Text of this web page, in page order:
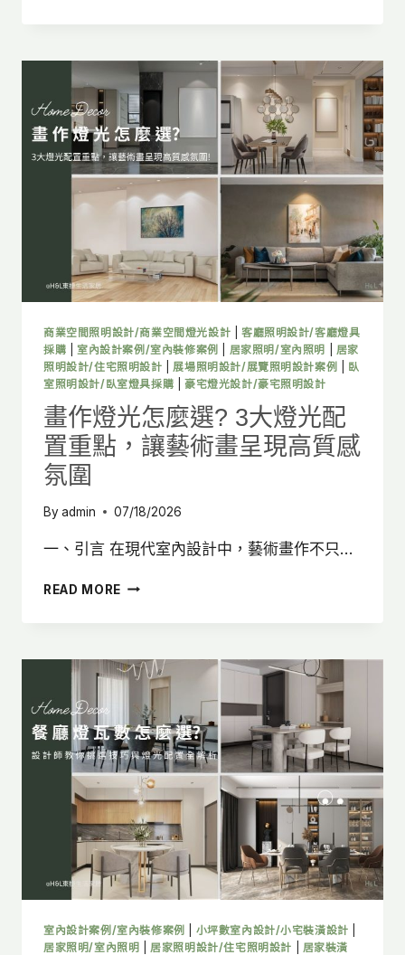
瓦
怎
麼
選？
5
大
居
間
燈
光
置
與
瓦
數
指
南
商業空間照明設計/商業空間燈光設計
客廳照明設計/客廳燈具
採購
室內設計案例/室內裝修案例 居家照明/室內照明
居家
照明設計/住宅照明設計 |展場照明設計/展覽照明設計案例
臥
室照明設計/臥室燈具採購
豪宅燈光設計/豪宅照明設計
畫作燈光怎麼選? 3大燈光配
置重點，讓藝術畫呈現高質感
氛圍
Byadmin 07/18/2026
一、引言 在現代室內設計中，藝術畫作不只…
READ MORE 畫
怎
麼
大
燈
光
重
點，
讓
藝
畫
呈
室內設計案例/室內裝修案例 小坪數室內設計/小宅裝潢設計
居家照明/室內照明
|居家照明設計/住宅照明設計 居家裝潢